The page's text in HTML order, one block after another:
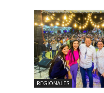
REGIONALES